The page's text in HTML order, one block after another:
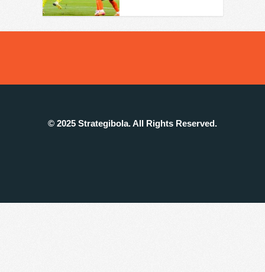
© 2025 Strategibola. All Rights Reserved.